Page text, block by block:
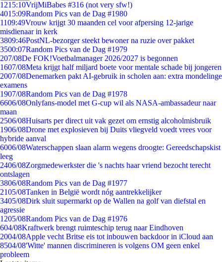
1215:10VrijMiBabes #316 (not very sfw!)
4015:09Random Pics van de Dag #1980
1109:49Vrouw krijgt 30 maanden cel voor afpersing 12-jarige
misdienaar in kerk
3809:46PostNL-bezorger steekt bewoner na ruzie over pakket
3500:07Random Pics van de Dag #1979
207/08De FOK!Voetbalmanager 2026/2027 is begonnen
1607/08Meta krijgt half miljard boete voor mentale schade bij jongeren
2007/08Denemarken pakt AI-gebruik in scholen aan: extra mondelinge
examens
1907/08Random Pics van de Dag #1978
6606/08Onlyfans-model met G-cup wil als NASA-ambassadeur naar
maan
2506/08Huisarts per direct uit vak gezet om ernstig alcoholmisbruik
1906/08Drone met explosieven bij Duits vliegveld voedt vrees voor
hybride aanval
6006/08Waterschappen slaan alarm wegens droogte: Gereedschapskist
leeg
2406/08Zorgmedewerkster die 's nachts haar vriend bezocht terecht
ontslagen
3806/08Random Pics van de Dag #1977
2105/08Tanken in België wordt nóg aantrekkelijker
3405/08Dirk sluit supermarkt op de Wallen na golf van diefstal en
agressie
1205/08Random Pics van de Dag #1976
604/08Kraftwerk brengt ruimteschip terug naar Eindhoven
2004/08Apple vecht Britse eis tot inbouwen backdoor in iCloud aan
8504/08'Witte' mannen discrimineren is volgens OM geen enkel
probleem